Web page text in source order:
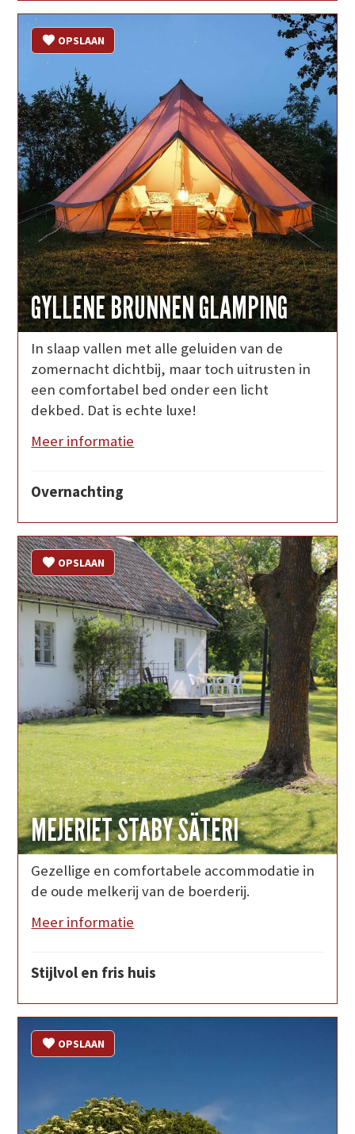
GYLLENE BRUNNEN GLAMPING
OPSLAAN
In slaap vallen met alle geluiden van de
zomernacht dichtbij, maar toch uitrusten in
een comfortabel bed onder een licht
dekbed. Dat is echte luxe!
Meer informatie
Overnachting
MEJERIET STABY SÄTERI
OPSLAAN
Gezellige en comfortabele accommodatie in
de oude melkerij van de boerderij.
Meer informatie
Stijlvol en fris huis
OPSLAAN